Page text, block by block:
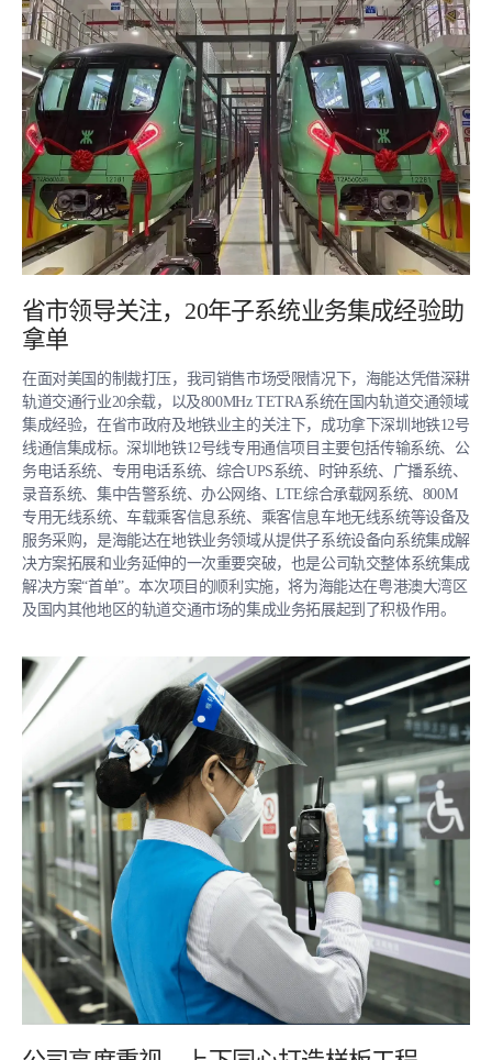
省市领导关注，20年子系统业务集成经验助
拿单
在面对美国的制裁打压，我司销售市场受限情况下，海能达凭借深耕
轨道交通行业20余载，以及800MHz TETRA系统在国内轨道交通领域
集成经验，在省市政府及地铁业主的关注下，成功拿下深圳地铁12号
线通信集成标。深圳地铁12号线专用通信项目主要包括传输系统、公
务电话系统、专用电话系统、综合UPS系统、时钟系统、广播系统、
录音系统、集中告警系统、办公网络、LTE综合承载网系统、800M
专用无线系统、车载乘客信息系统、乘客信息车地无线系统等设备及
服务采购，是海能达在地铁业务领域从提供子系统设备向系统集成解
决方案拓展和业务延伸的一次重要突破，也是公司轨交整体系统集成
解决方案“首单”。本次项目的顺利实施，将为海能达在粤港澳大湾区
及国内其他地区的轨道交通市场的集成业务拓展起到了积极作用。